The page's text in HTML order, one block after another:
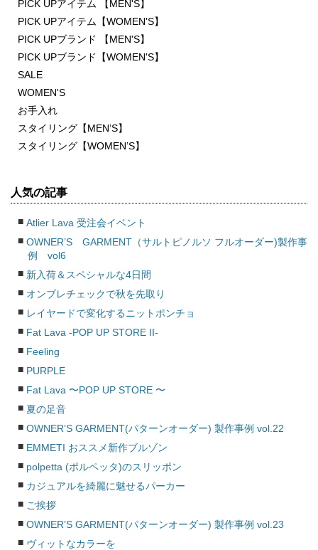
PICK UPアイテム 【MEN'S】
PICK UPアイテム【WOMEN'S】
PICK UPブランド 【MEN'S】
PICK UPブランド【WOMEN'S】
SALE
WOMEN'S
お手入れ
スタイリング【MEN’S】
スタイリング【WOMEN’S】
人気の記事
Atlier Lava 受注会イベント
OWNER’S GARMENT（サルトピノルソ フルオーダー)製作事
例 vol6
新入荷＆スペシャルな4日間
オンブレチェックで秋を先取り
レイヤードで変化するニットポンチョ
Fat Lava -POP UP STORE II-
Feeling
PURPLE
Fat Lava 〜POP UP STORE 〜
夏の足音
OWNER’S GARMENT(パターンオーダー) 製作事例 vol.22
EMMETI おススメ新作ブルゾン
polpetta (ポルペッタ)のスリッポン
カジュアルを綺麗に魅せるパーカー
ご挨拶
OWNER’S GARMENT(パターンオーダー) 製作事例 vol.23
ヴィットなカラーを